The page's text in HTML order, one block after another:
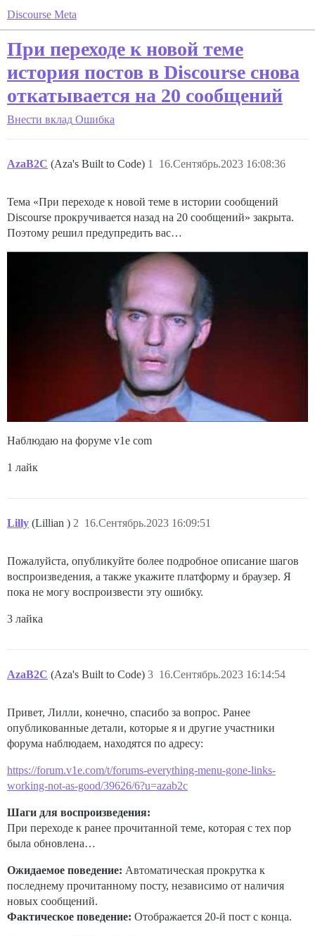
Discourse Meta
При переходе к новой теме
история постов в Discourse снова
откатывается на 20 сообщений
Внести вклад Ошибка
AzaB2C (Aza's Built to Code) 16.Сентябрь.2023 16:08:36
1
Тема «При переходе к новой теме в истории сообщений
Discourse прокручивается назад на 20 сообщений» закрыта.
Поэтому решил предупредить вас…
Наблюдаю на форуме v1e com
1 лайк
Lilly (Lillian ) 16.Сентябрь.2023 16:09:51
2
Пожалуйста, опубликуйте более подробное описание шагов
воспроизведения, а также укажите платформу и браузер. Я
пока не могу воспроизвести эту ошибку.
3 лайка
AzaB2C (Aza's Built to Code) 16.Сентябрь.2023 16:14:54
3
Привет, Лилли, конечно, спасибо за вопрос. Ранее
опубликованные детали, которые я и другие участники
форума наблюдаем, находятся по адресу:
https://forum.v1e.com/t/forums-everything-menu-gone-links-
working-not-as-good/39626/6?u=azab2c
Шаги для воспроизведения:
При переходе к ранее прочитанной теме, которая с тех пор
была обновлена…
Ожидаемое поведение: Автоматическая прокрутка к
последнему прочитанному посту, независимо от наличия
новых сообщений.
Фактическое поведение: Отображается 20-й пост с конца.